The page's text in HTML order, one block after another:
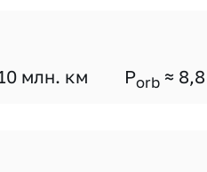
млн. км Porb ≈ 8,8